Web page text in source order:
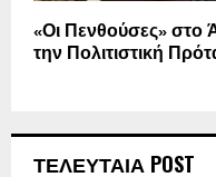
«Οι Πενθούσες»
την Πολιτιστική
ΤΕΛΕΥΤΑΙΑ POST